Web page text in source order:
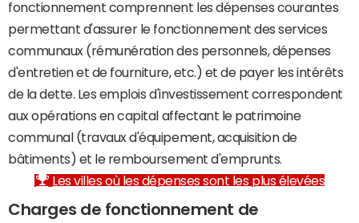
fonctionnement comprennent les dépenses courantes
permettant d'assurer le fonctionnement des services
communaux (rémunération des personnels, dépenses
d'entretien et de fourniture, etc.) et de payer les intérêts
de la dette. Les emplois d'investissement correspondent
aux opérations en capital affectant le patrimoine
communal (travaux d'équipement, acquisition de
bâtiments) et le remboursement d'emprunts.
Les villes où les dépenses sont les plus élevées
Charges de fonctionnement de